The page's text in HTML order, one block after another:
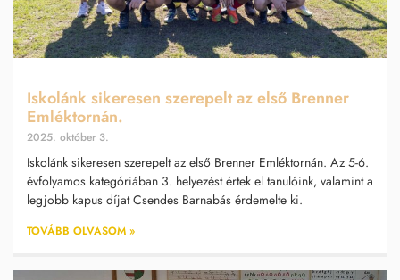
Iskolánk sikeresen szerepelt az első Brenner
Emléktornán.
2025. október 3.
Iskolánk sikeresen szerepelt az első Brenner Emléktornán. Az 5-6.
évfolyamos kategóriában 3. helyezést értek el tanulóink, valamint a
legjobb kapus díjat Csendes Barnabás érdemelte ki.
TOVÁBB OLVASOM »